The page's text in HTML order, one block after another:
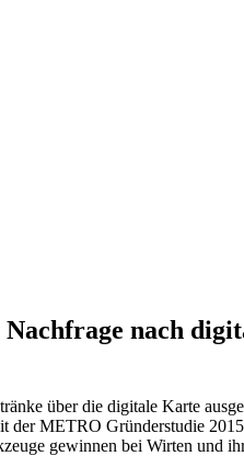
nach
über die digitale Karte
der METRO Gründerstudie
gewinnen bei Wirten und